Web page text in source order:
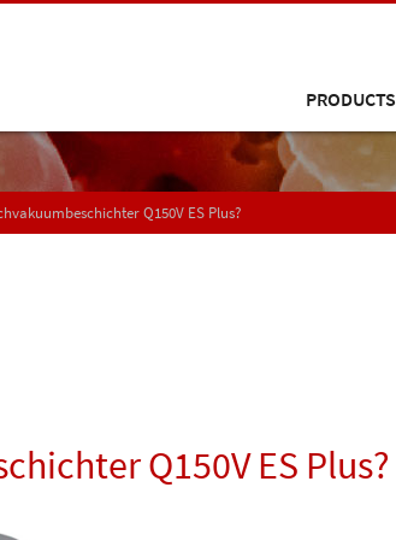
PRODUCTS
Q150V ES Plus?
Q150V ES Plus?